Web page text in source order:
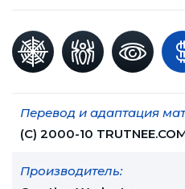
Перевод и адаптация
(С) 2000-10
Производитель: